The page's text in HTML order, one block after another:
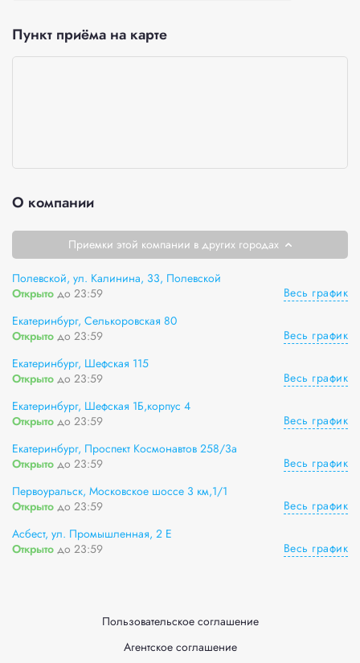
Пункт приёма на карте
О компании
Приемки этой компании в других городах
Полевской, ул. Калинина, 33, Полевской
Открыто до 23:59
Весь график
Екатеринбург, Селькоровская 80
Открыто до 23:59
Весь график
Екатеринбург, Шефская 115
Открыто до 23:59
Весь график
Екатеринбург, Шефская 1Б,корпус 4
Открыто до 23:59
Весь график
Екатеринбург, Проспект Космонавтов 258/3а
Открыто до 23:59
Весь график
Первоуральск, Московское шоссе 3 км,1/1
Открыто до 23:59
Весь график
Асбест, ул. Промышленная, 2 Е
Открыто до 23:59 Весь график
Пользовательское соглашение
Агентское соглашение